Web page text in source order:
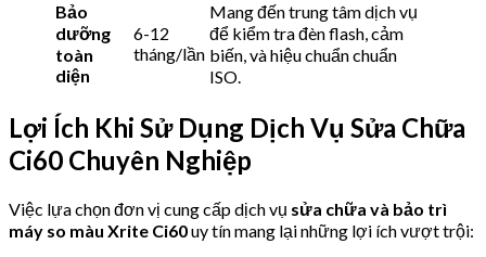
Bảo
dưỡng
toàn
diện
6-12
tháng/lần
Mang đến trung tâm dịch vụ
để kiểm tra đèn flash, cảm
biến, và hiệu chuẩn chuẩn
ISO.
Lợi Ích Khi Sử Dụng Dịch Vụ Sửa Chữa
Ci60 Chuyên Nghiệp
Việc lựa chọn đơn vị cung cấp dịch vụ sửa chữa và bảo trì
máy so màu Xrite Ci60uy tín mang lại những lợi ích vượt trội: